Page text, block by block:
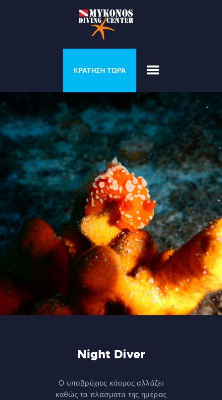
ΚΡΑΤΗΣΗ ΤΩΡΑ
ΠΡΟΓΡΆΜΜΑΤΑ &
ΓΚΑΛΕΡΊ
ΤΙΜΟΚΑΤΆΛΟΓΟΣ
ΣΧΕΤΙΚΆ ΜΕ ΕΜΆΣ
ΕΠΙΚΟΙΝΩΝΉΣΤΕ ΜΑΖΊ
ΜΑΣ
Night Diver
Ο υποβρύχιος κόσμος αλλάζει
καθώς τα πλάσματα της ημέρας